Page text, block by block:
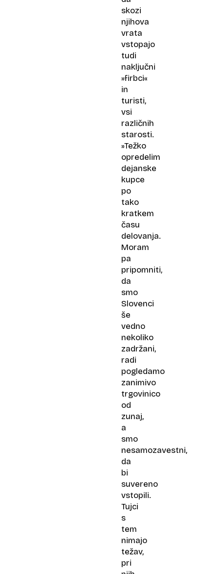
skozi
njihova
vrata
vstopajo
tudi
naključni
»firbci«
in
turisti,
vsi
različnih
starosti.
»Težko
opredelim
dejanske
kupce
po
tako
kratkem
času
delovanja.
Moram
pa
pripomniti,
da
smo
Slovenci
še
vedno
nekoliko
zadržani,
radi
pogledamo
zanimivo
trgovinico
od
zunaj,
a
smo
nesamozavestni,
da
bi
suvereno
vstopili.
Tujci
s
tem
nimajo
težav,
pri